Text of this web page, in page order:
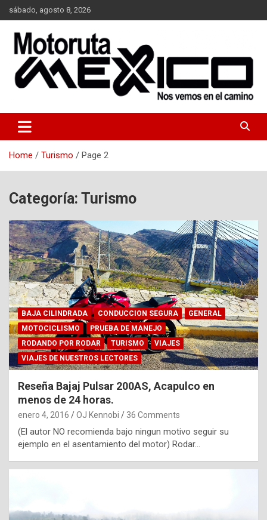
Skip
to
content
sábado, agosto 8, 2026
Moto Ruta Mexico
Home Turismo Page 2
Categoría: Turismo
BAJA CILINDRADA CONDUCCION SEGURA
GENERAL
MOTOCICLISMO
PRUEBA DE MANEJO
RODANDO POR RODAR
TURISMO
VIAJES
VIAJES DE NUESTROS LECTORES
Reseña Bajaj Pulsar 200AS, Acapulco en
menos de 24 horas.
enero 4, 2016 OJ Kennobi 36 Comments
(El autor NO recomienda bajo ningun motivo seguir su
ejemplo en el asentamiento del motor) Rodar…